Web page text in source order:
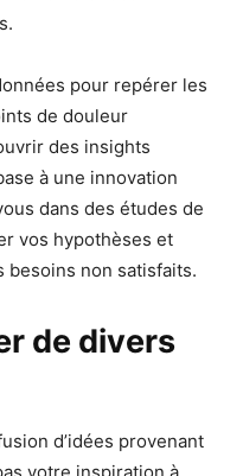
pour repérer les
de douleur
des insights
à une innovation
dans des études de
vos hypothèses et
non satisfaits.
de divers
d’idées provenant